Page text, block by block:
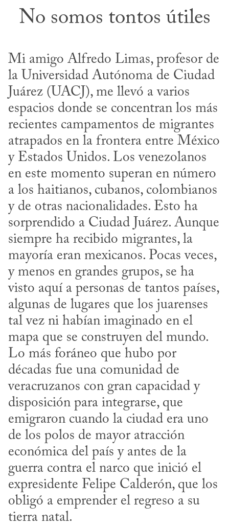
No somos tontos útiles
Mi amigo Alfredo Limas, profesor de
la Universidad Autónoma de Ciudad
Juárez (UACJ), me llevó a varios
espacios donde se concentran los más
recientes campamentos de migrantes
atrapados en la frontera entre México
y Estados Unidos. Los venezolanos
en este momento superan en número
a los haitianos, cubanos, colombianos
y de otras nacionalidades. Esto ha
sorprendido a Ciudad Juárez. Aunque
siempre ha recibido migrantes, la
mayoría eran mexicanos. Pocas veces,
y menos en grandes grupos, se ha
visto aquí a personas de tantos países,
algunas de lugares que los juarenses
tal vez ni habían imaginado en el
mapa que se construyen del mundo.
Lo más foráneo que hubo por
décadas fue una comunidad de
veracruzanos con gran capacidad y
disposición para integrarse, que
emigraron cuando la ciudad era uno
de los polos de mayor atracción
económica del país y antes de la
guerra contra el narco que inició el
expresidente Felipe Calderón, que los
obligó a emprender el regreso a su
tierra natal.